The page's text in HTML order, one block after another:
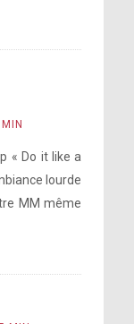
« Do it like a
lourde
MM même